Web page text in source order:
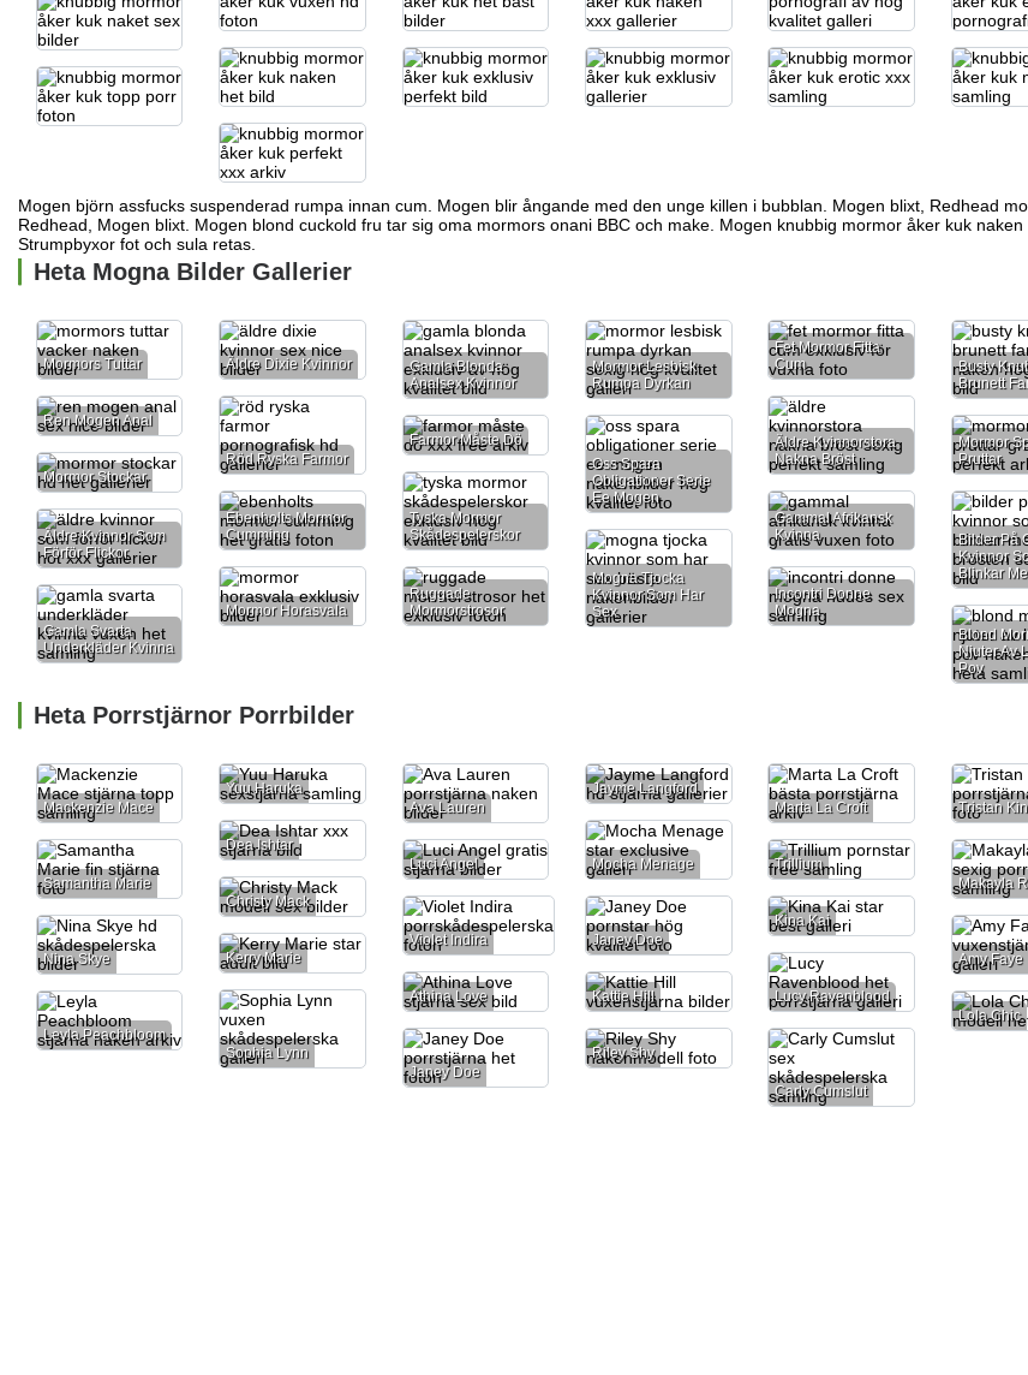
Mogen björn assfucks suspenderad rumpa innan cum. Mogen blir ångande med den unge killen i bubblan. Mogen blixt, Redhead
Redhead, Mogen blixt. Mogen blond cuckold fru tar sig oma mormors onani BBC och make. Mogen knubbig mormor åker kuk naken
Strumpbyxor fot och sula retas.
Heta Mogna Bilder Gallerier
Mormors Tuttar Äldre Dixie Kvinnor
Gamla Blonda
Analsex Kvinnor
Mormor Lesbisk
Rumpa Dyrkan
Fet Mormor Fitta
Cum
Busty
Brunett
Ren Mogen Anal
Röd Ryska Farmor
Äldre Kvinnorstora
Nakna Bröst
Farmor Måste Dö
Oss Spara
Obligationer Serie
Ee Mogen
Mormor
Pruttar
Mormor Stockar
Tyska Mormor
Skådespelerskor
Ebenholts Mormor
Cumming
Gammal Afrikansk
Kvinna
Bilder På
Kvinnor
Blinkar
Äldre Kvinnor Som
Förför Flickor
Mogna Tjocka
Kvinnor Som Har
Sex
Mormor Horasvala
Ruggade
Mormorstrosor
Incontri Donne
Mogna
Gamla Svarta
Underkläder Kvinna
Blond
Njuter Av
Pov
Heta Porrstjärnor Porrbilder
Mackenzie Mace
Yuu Haruka
Ava Lauren
Jayme Langford
Marta La Croft
Tristan
Dea Ishtar
Mocha Menage
Samantha Marie
Luci Angel
Trillium
Makayla
Christy Mack
Violet Indira Janey Doe
Kina Kai
Nina Skye Amy Faye
Kerry Marie
Lucy Ravenblood
Athina Love Kattie Hill
Sophia Lynn
Leyla Peachbloom
Lola Chic
Janey Doe
Riley Shy
Carly Cumslut